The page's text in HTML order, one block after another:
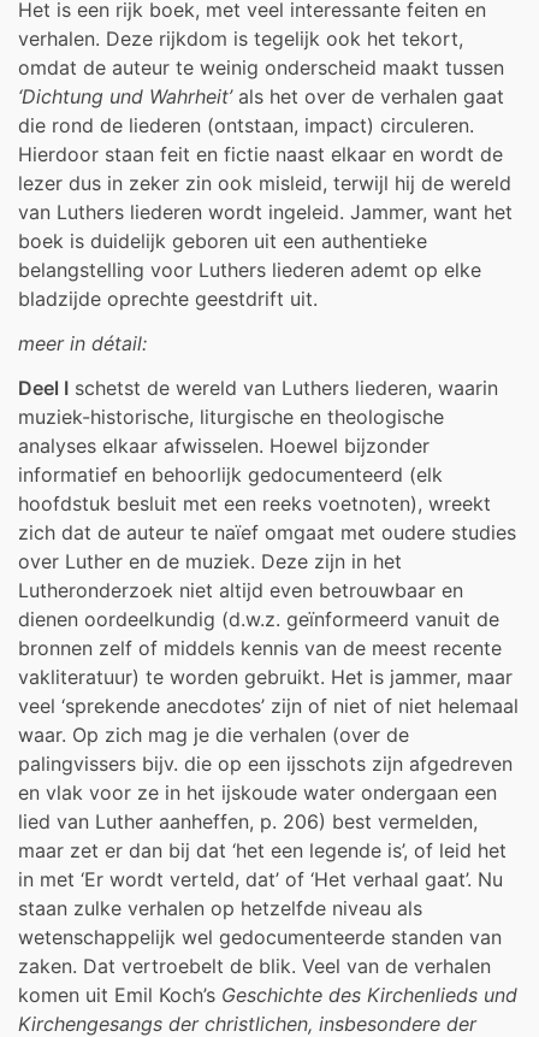
Het is een rijk boek, met veel interessante feiten en
verhalen. Deze rijkdom is tegelijk ook het tekort,
omdat de auteur te weinig onderscheid maakt tussen
‘Dichtung und Wahrheit’als het over de verhalen gaat
die rond de liederen (ontstaan, impact) circuleren.
Hierdoor staan feit en fictie naast elkaar en wordt de
lezer dus in zeker zin ook misleid, terwijl hij de wereld
van Luthers liederen wordt ingeleid. Jammer, want het
boek is duidelijk geboren uit een authentieke
belangstelling voor Luthers liederen ademt op elke
bladzijde oprechte geestdrift uit.
meer in détail:
Deel I schetst de wereld van Luthers liederen, waarin
muziek-historische, liturgische en theologische
analyses elkaar afwisselen. Hoewel bijzonder
informatief en behoorlijk gedocumenteerd (elk
hoofdstuk besluit met een reeks voetnoten), wreekt
zich dat de auteur te naïef omgaat met oudere studies
over Luther en de muziek. Deze zijn in het
Lutheronderzoek niet altijd even betrouwbaar en
dienen oordeelkundig (d.w.z. geïnformeerd vanuit de
bronnen zelf of middels kennis van de meest recente
vakliteratuur) te worden gebruikt. Het is jammer, maar
veel ‘sprekende anecdotes’ zijn of niet of niet helemaal
waar. Op zich mag je die verhalen (over de
palingvissers bijv. die op een ijsschots zijn afgedreven
en vlak voor ze in het ijskoude water ondergaan een
lied van Luther aanheffen, p. 206) best vermelden,
maar zet er dan bij dat ‘het een legende is’, of leid het
in met ‘Er wordt verteld, dat’ of ‘Het verhaal gaat’. Nu
staan zulke verhalen op hetzelfde niveau als
wetenschappelijk wel gedocumenteerde standen van
zaken. Dat vertroebelt de blik. Veel van de verhalen
komen uit Emil Koch’s Geschichte des Kirchenlieds und
Kirchengesangs der christlichen, insbesondere der